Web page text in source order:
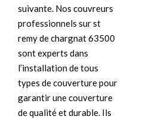
suivante. Nos couvreurs
professionnels sur st
remy de chargnat 63500
sont experts dans
l’installation de tous
types de couverture pour
garantir une couverture
de qualité et durable. Ils